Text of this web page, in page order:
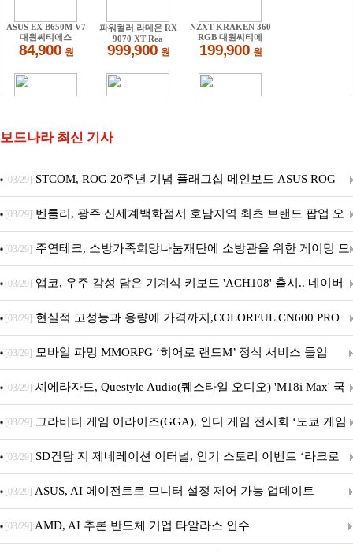
보드나라 최신 기사
[03/29] STCOM, ROG 20주년 기념 플래그십 메인보드 ASUS ROG
Crosshair X870E EDITION 20 국내 출시 예정
[03/29] 벤틀리, 광주 신세계백화점서 호남지역 최초 브랜드 팝업 오
픈
[03/29] 주연테크, 소방가족희망나눔재단에 소방관을 위한 게이밍 모
니터·스마트 펫 침대 기부
[03/29] 앱코, 우주 감성 담은 기계식 키보드 'ACH108' 출시.. 네이버
브랜드데이 기획전 진행
[03/29] 현실적 고성능과 용량에 가격까지,COLORFUL CN600 PRO
M.2 NVMe 디앤디컴 1TB
[03/29] 모바일 파밍 MMORPG ‘히어로 랜드M’ 정식 서비스 돌입
[03/29] 셰에라자드, Questyle Audio(퀘스타일 오디오) 'M18i Max' 국
내 정식 출시
[03/29] 그라비티 게임 어라이즈(GGA), 인디 게임 전시회 ‘도쿄 게임
던전 13’ 참가!
[03/29] SD건담 지 제네레이션 이터널, 인기 스토리 이벤트 ‘라크로
아의 용사’ 재개최 및 풍성한 기념 이벤트 실시!
[03/29] ASUS, AI 에이전트로 모니터 설정 제어 가능 업데이트
[03/29] AMD, AI 추론 반도체 기업 타알라스 인수